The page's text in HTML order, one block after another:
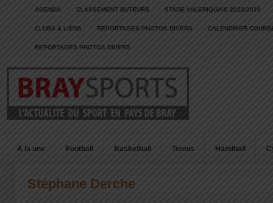
AGENDA CLASSEMENT BUTEURS STADE VALERIQUAIS 2022/2023
CLUBS & LIENS REPORTAGES PHOTOS DIVERS CALENDRIER
REPORTAGES PHOTOS DIVERS
A la une Football Basketball Tennis Handball
Stéphane Derche